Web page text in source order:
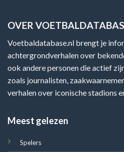
OVER
Voetbaldatabase.nl brengt je
achtergrondverhalen over
ook andere personen die actief
zoals journalisten,
verhalen over iconische stadions
Meest gelezen
Spelers